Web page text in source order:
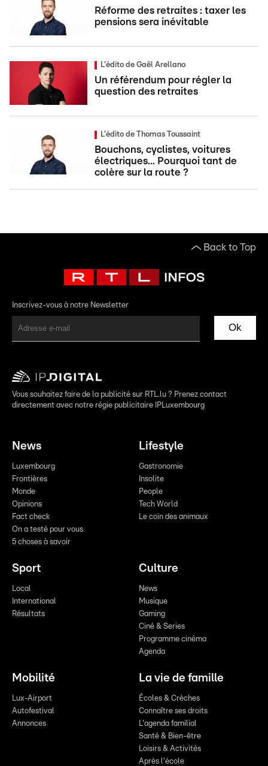
Réforme des retraites : taxer les
pensions sera inévitable
L'édito de Gaël Arellano
Un référendum pour régler la
question des retraites
L'édito de Thomas Toussaint
Bouchons, cyclistes, voitures
électriques... Pourquoi tant de
colère sur la route ?
Back to Top
Inscrivez-vous à notre Newsletter
Ok
Vous souhaitez faire de la publicité sur RTL.lu ? Prenez contact
directement avec notre régie publicitaire IPLuxembourg
News
Luxembourg
Frontières
Monde
Opinions
Fact check
On a testé pour vous
5 choses à savoir
Lifestyle
Gastronomie
Insolite
People
Tech World
Le coin des animaux
Sport
Local
International
Résultats
Culture
News
Musique
Gaming
Ciné & Series
Programme cinéma
Agenda
Mobilité
Lux-Airport
Autofestival
Annonces
La vie de famille
Écoles & Crèches
Connaître ses droits
L'agenda familial
Santé & Bien-être
Loisirs & Activités
Après l'école